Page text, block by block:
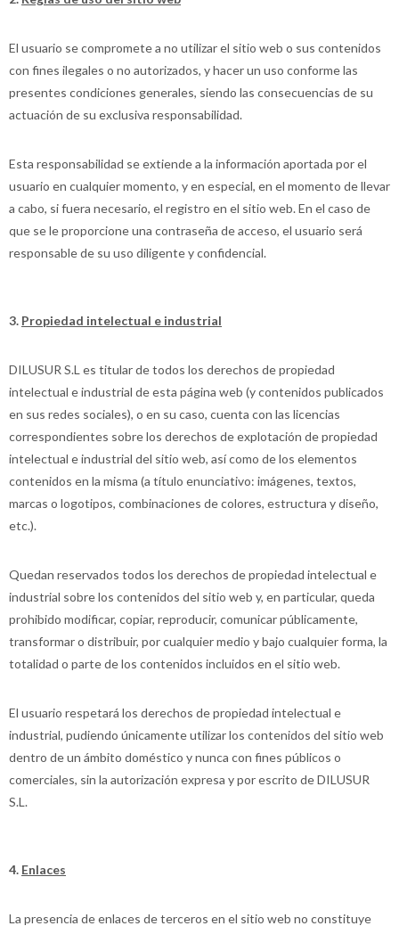
El usuario se compromete a no utilizar el sitio web o sus contenidos
con fines ilegales o no autorizados, y hacer un uso conforme las
presentes condiciones generales, siendo las consecuencias de su
actuación de su exclusiva responsabilidad.
Esta responsabilidad se extiende a la información aportada por el
usuario en cualquier momento, y en especial, en el momento de llevar
a cabo, si fuera necesario, el registro en el sitio web. En el caso de
que se le proporcione una contraseña de acceso, el usuario será
responsable de su uso diligente y confidencial.
3. Propiedad intelectual e industrial
DILUSUR S.L es titular de todos los derechos de propiedad
intelectual e industrial de esta página web (y contenidos publicados
en sus redes sociales), o en su caso, cuenta con las licencias
correspondientes sobre los derechos de explotación de propiedad
intelectual e industrial del sitio web, así como de los elementos
contenidos en la misma (a título enunciativo: imágenes, textos,
marcas o logotipos, combinaciones de colores, estructura y diseño,
etc.).
Quedan reservados todos los derechos de propiedad intelectual e
industrial sobre los contenidos del sitio web y, en particular, queda
prohibido modificar, copiar, reproducir, comunicar públicamente,
transformar o distribuir, por cualquier medio y bajo cualquier forma, la
totalidad o parte de los contenidos incluidos en el sitio web.
El usuario respetará los derechos de propiedad intelectual e
industrial, pudiendo únicamente utilizar los contenidos del sitio web
dentro de un ámbito doméstico y nunca con fines públicos o
comerciales, sin la autorización expresa y por escrito de DILUSUR
S.L.
4. Enlaces
La presencia de enlaces de terceros en el sitio web no constituye